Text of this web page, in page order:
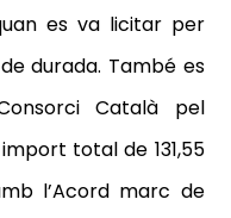
es va licitar per
durada. També es
Català pel
total de 131,55
l’Acord marc de